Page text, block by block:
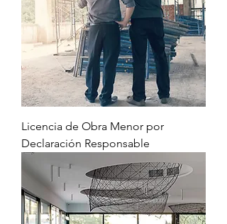
Licencia de Obra Menor por
Declaración Responsable